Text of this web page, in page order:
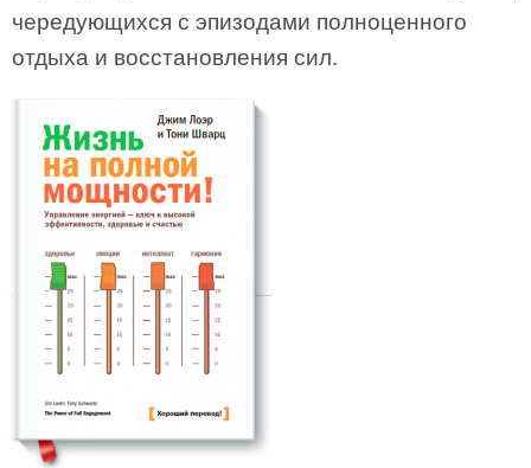
чередующихся с эпизодами полноценного
отдыха и восстановления сил.